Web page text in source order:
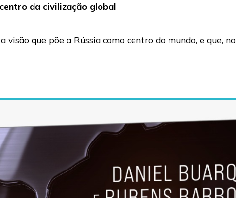
da civilização global
visão que põe a Rússia como centro do mundo, e que,